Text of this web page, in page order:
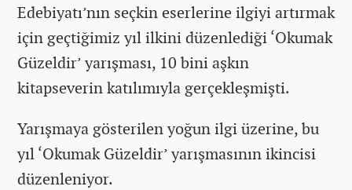
Edebiyatı’nın seçkin eserlerine ilgiyi artırmak
için geçtiğimiz yıl ilkini düzenlediği ‘Okumak
Güzeldir’ yarışması, 10 bini aşkın
kitapseverin katılımıyla gerçekleşmişti.
Yarışmaya gösterilen yoğun ilgi üzerine, bu
yıl ‘Okumak Güzeldir’ yarışmasının ikincisi
düzenleniyor.